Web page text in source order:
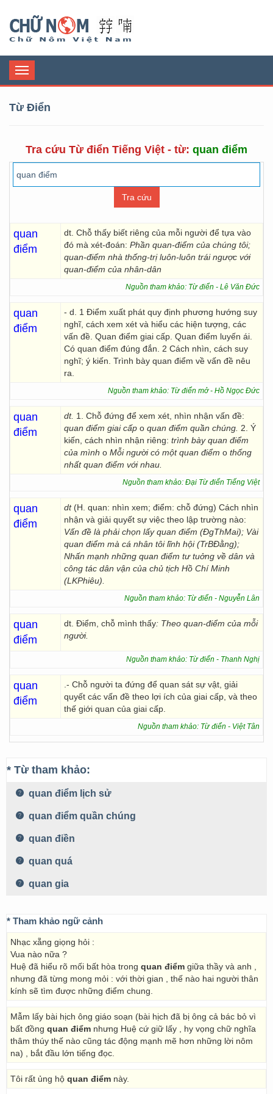
Toggle
navigation
Từ Điển
Tra cứu Từ điển Tiếng Việt - từ: quan điểm
quan
điểm
dt. Chỗ thấy biết riêng của mỗi người để tựa vào
đó mà xét-đoán: Phần quan-điểm của chúng tôi;
quan-điểm nhà thống-trị luôn-luôn trái ngược với
quan-điểm của nhân-dân
Nguồn tham khảo: Từ điển - Lê Văn Đức
quan
điểm
- d. 1 Điểm xuất phát quy định phương hướng suy
nghĩ, cách xem xét và hiểu các hiện tượng, các
vấn đề. Quan điểm giai cấp. Quan điểm luyến ái.
Có quan điểm đúng đắn. 2 Cách nhìn, cách suy
nghĩ; ý kiến. Trình bày quan điểm về vấn đề nêu
ra.
Nguồn tham khảo: Từ điển mở - Hồ Ngọc Đức
quan
điểm
dt. 1. Chỗ đứng để xem xét, nhìn nhận vấn đề:
quan điểm giai cấp o quan điểm quần chúng. 2. Ý
kiến, cách nhìn nhận riêng: trình bày quan điểm
của mình o Mỗi người có một quan điểm o thống
nhất quan điểm với nhau.
Nguồn tham khảo: Đại Từ điển Tiếng Việt
quan
điểm
dt (H. quan: nhìn xem; điểm: chỗ đứng) Cách nhìn
nhận và giải quyết sự việc theo lập trường nào:
Vấn đề là phải chọn lấy quan điểm (ĐgThMai); Vài
quan điểm mà cá nhân tôi lĩnh hội (TrBĐằng);
Nhấn mạnh những quan điểm tư tuởng về dân và
công tác dân vận của chủ tịch Hồ Chí Minh
(LKPhiêu).
Nguồn tham khảo: Từ điển - Nguyễn Lân
quan
điểm
dt. Điểm, chỗ mình thấy: Theo quan-điểm của mỗi
người.
Nguồn tham khảo: Từ điển - Thanh Nghị
quan
điểm
.- Chỗ người ta đứng để quan sát sự vật, giải
quyết các vấn đề theo lợi ích của giai cấp, và theo
thế giới quan của giai cấp.
Nguồn tham khảo: Từ điển - Việt Tân
* Từ tham khảo:
quan điểm lịch sử
quan điểm quần chúng
quan điền
quan quá
quan gia
* Tham khảo ngữ cảnh
Nhạc xẵng giọng hỏi :
Vua nào nữa ?
Huệ đã hiểu rõ mối bất hòa trong quan điểm giữa thầy và anh ,
nhưng đã từng mong mỏi : với thời gian , thế nào hai người thân
kính sẽ tìm được những điểm chung.
Mẫm lấy bài hịch ông giáo soạn (bài hịch đã bị ông cả bác bỏ vì
bất đồng quan điểm nhưng Huệ cứ giữ lấy , hy vọng chữ nghĩa
thâm thúy thế nào cũng tác động mạnh mẽ hơn những lời nôm
na) , bắt đầu lớn tiếng đọc.
Tôi rất ủng hộ quan điểm này.